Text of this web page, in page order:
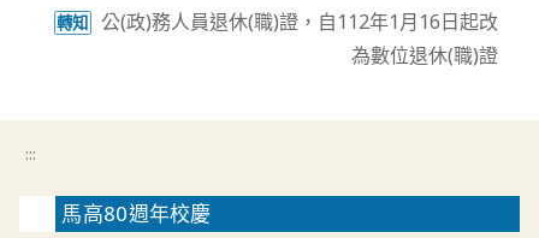
轉知
公(政)務人員退休(職)證，自112年1月16日起改
為數位退休(職)證
:::
馬高80週年校慶